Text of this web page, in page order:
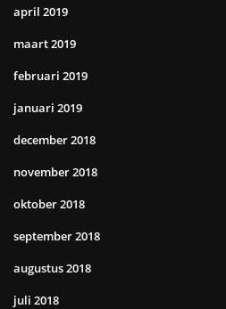
april 2019
maart 2019
februari 2019
januari 2019
december 2018
november 2018
oktober 2018
september 2018
augustus 2018
juli 2018